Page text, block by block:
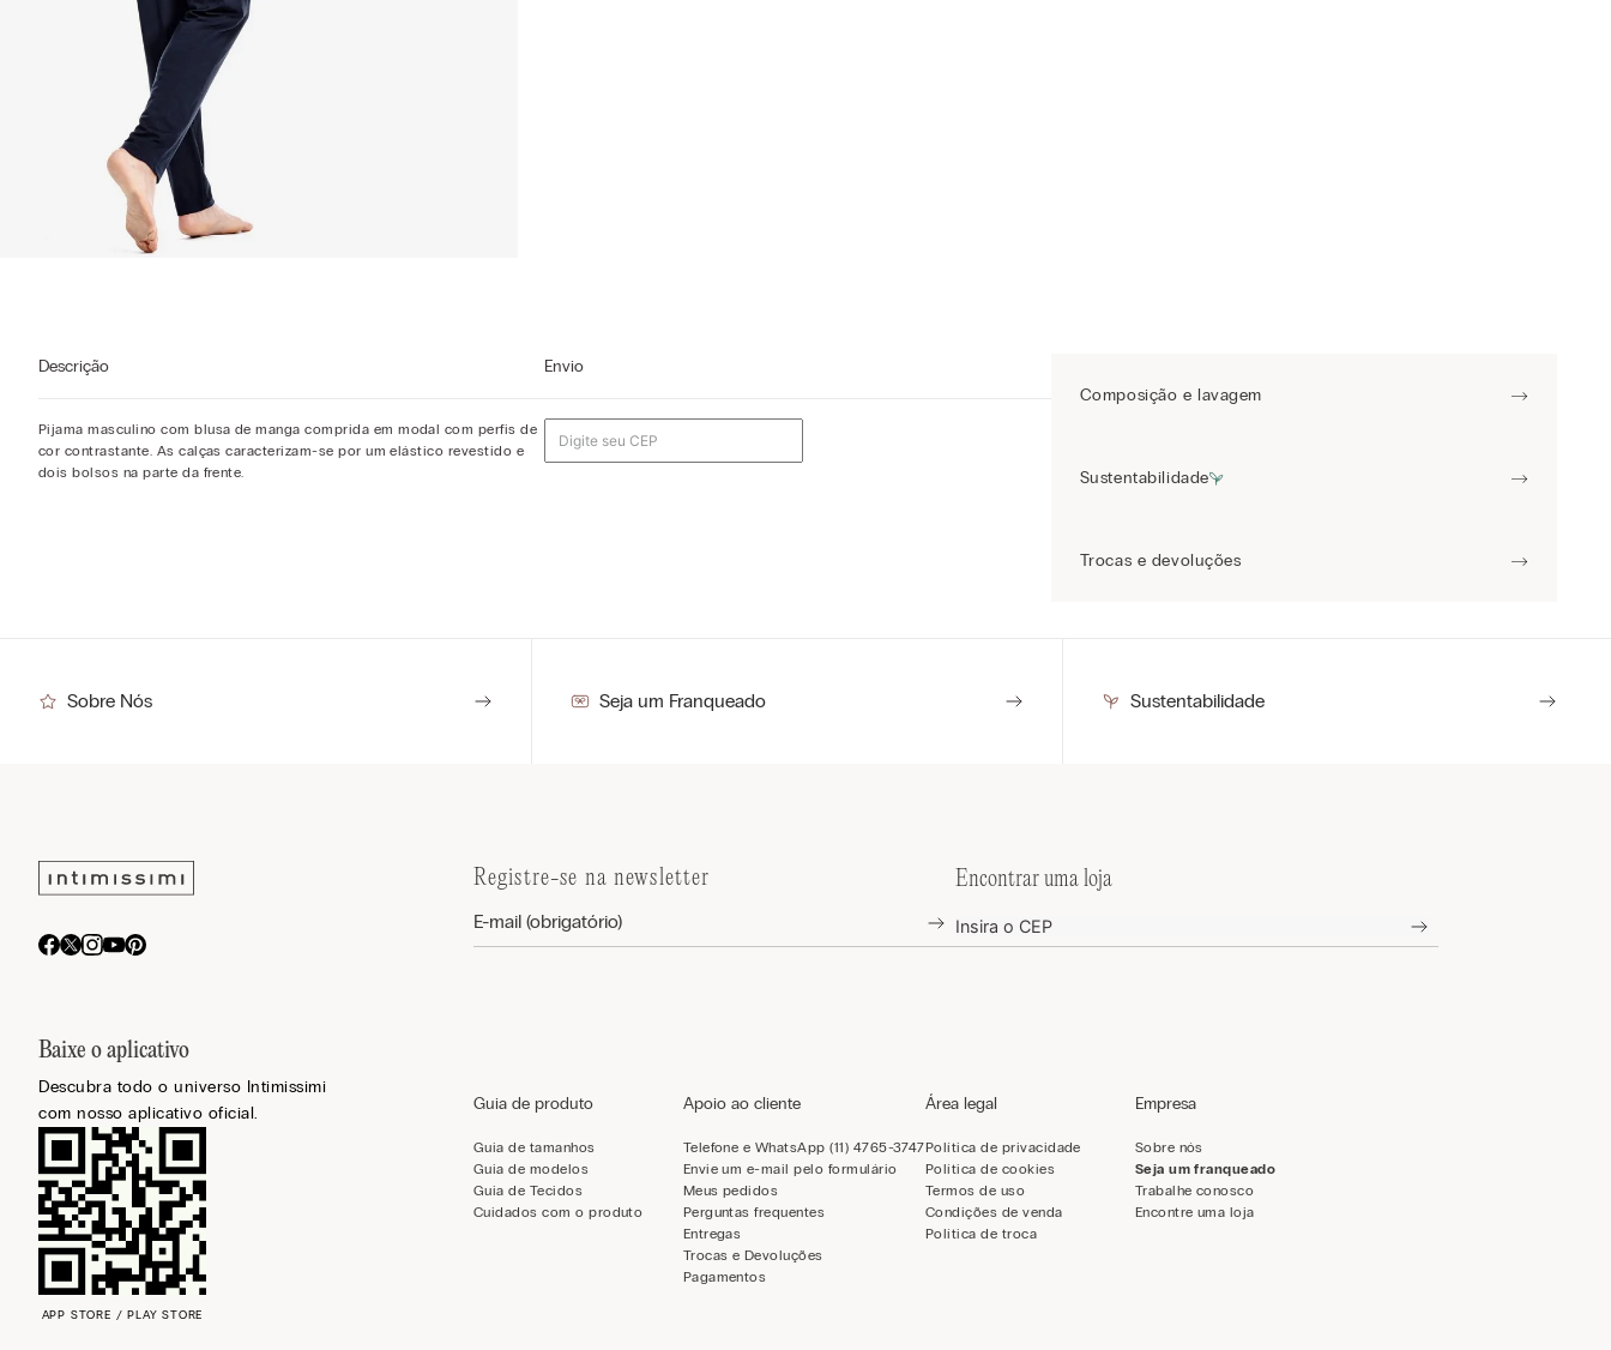
Descrição
Pijama masculino com blusa de manga comprida em modal com perfis de
cor contrastante. As calças caracterizam-se por um elástico revestido e
dois bolsos na parte da frente.
Envio
Composição e lavagem
Sustentabilidade
Trocas e devoluções
Sobre Nós Seja um Franqueado Sustentabilidade
Baixe o aplicativo
Descubra todo o universo Intimissimi
com nosso aplicativo oficial.
APP STORE / PLAY STORE
Registre-se na newsletter Encontrar uma loja
Guia de produto
Guia de tamanhos
Guia de modelos
Guia de Tecidos
Cuidados com o produto
Apoio ao cliente
Telefone e WhatsApp (11) 4765-3747
Envie um e-mail pelo formulário
Meus pedidos
Perguntas frequentes
Entregas
Trocas e Devoluções
Pagamentos
Área legal
Política de privacidade
Política de cookies
Termos de uso
Condições de venda
Política de troca
Empresa
Sobre nós
Seja um franqueado
Trabalhe conosco
Encontre uma loja